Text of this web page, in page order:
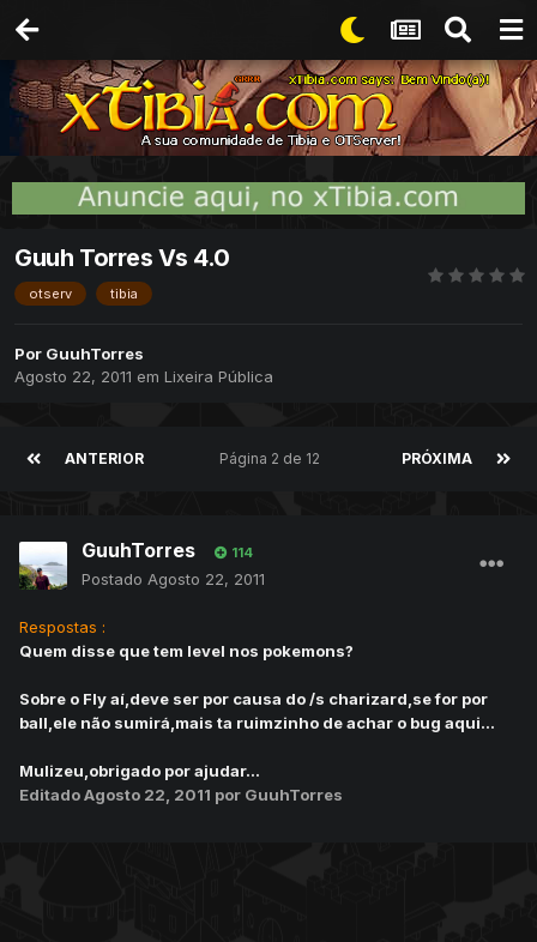
Guuh Torres Vs 4.0
otserv tibia
Por GuuhTorres
Agosto 22, 2011 em Lixeira Pública
ANTERIOR PRÓXIMA
Página 2 de 12
GuuhTorres 114
Postado Agosto 22, 2011
Respostas :
Quem disse que tem level nos pokemons?
Sobre o Fly aí,deve ser por causa do /s charizard,se for por
ball,ele não sumirá,mais ta ruimzinho de achar o bug aqui...
Mulizeu,obrigado por ajudar...
EditadoAgosto 22, 2011 por GuuhTorres